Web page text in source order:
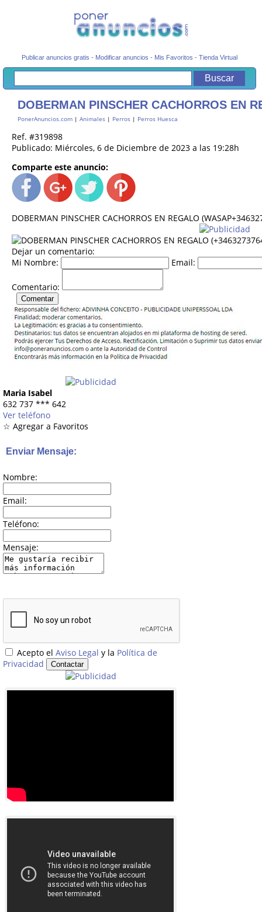
Publicar anuncios gratis - Modificar anuncios - Mis Favoritos -Tienda Virtual
DOBERMAN PINSCHER CACHORROS EN
PonerAnuncios.com | Animales | Perros | Perros Huesca
Ref. #319898
Publicado: Miércoles, 6 de Diciembre de 2023 a las 19:28h
Comparte este anuncio:
DOBERMAN PINSCHER CACHORROS EN REGALO
Dejar un comentario:
Mi Nombre:
Email:
Comentario:
Maria Isabel
632 737 *** 642
Ver teléfono
☆ Agregar a Favoritos
Enviar Mensaje:
Nombre:
Email:
Teléfono:
Mensaje:
Acepto el Aviso Legal y la Política de
Privacidad